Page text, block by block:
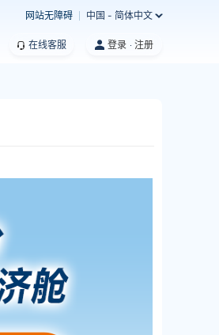
网站无障碍 中国 - 简体中文
在线客服 登录 注册